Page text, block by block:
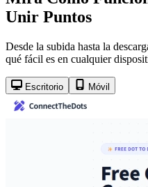
Unir Puntos
Desde la subida hasta la
qué fácil es en cualquier
Escritorio Móvil